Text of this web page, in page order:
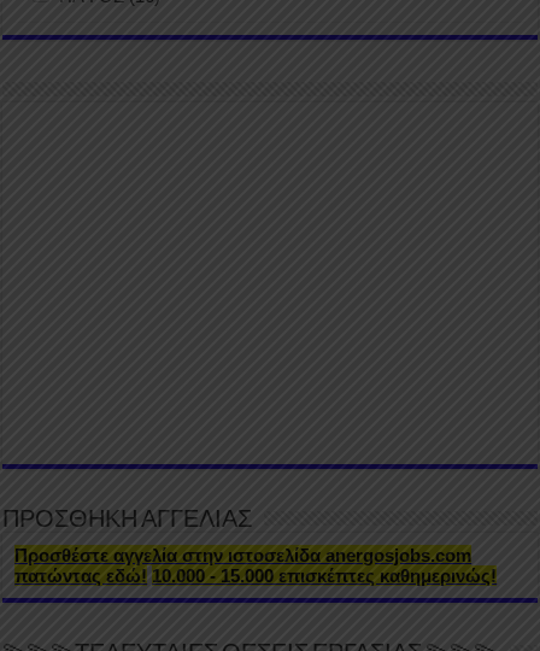
ΠΡΟΣΘΗΚΗ ΑΓΓΕΛΙΑΣ
Προσθέστε αγγελία στην ιστοσελίδα anergosjobs.com
πατώντας εδώ! 10.000 - 15.000 επισκέπτες καθημερινώς!